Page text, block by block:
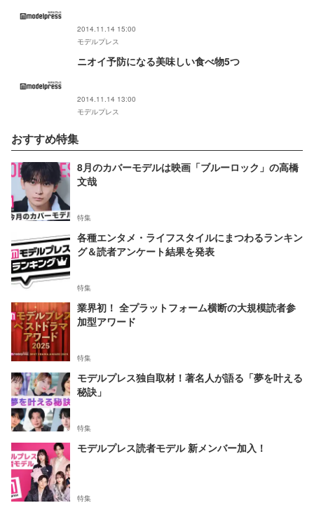
2014.11.14 15:00
モデルプレス
ニオイ予防になる美味しい食べ物5つ
2014.11.14 13:00
モデルプレス
おすすめ特集
8月のカバーモデルは映画「ブルーロック」の高橋
文哉
特集
各種エンタメ・ライフスタイルにまつわるランキン
グ＆読者アンケート結果を発表
特集
業界初！ 全プラットフォーム横断の大規模読者参
加型アワード
特集
モデルプレス独自取材！著名人が語る「夢を叶える
秘訣」
特集
モデルプレス読者モデル 新メンバー加入！
特集